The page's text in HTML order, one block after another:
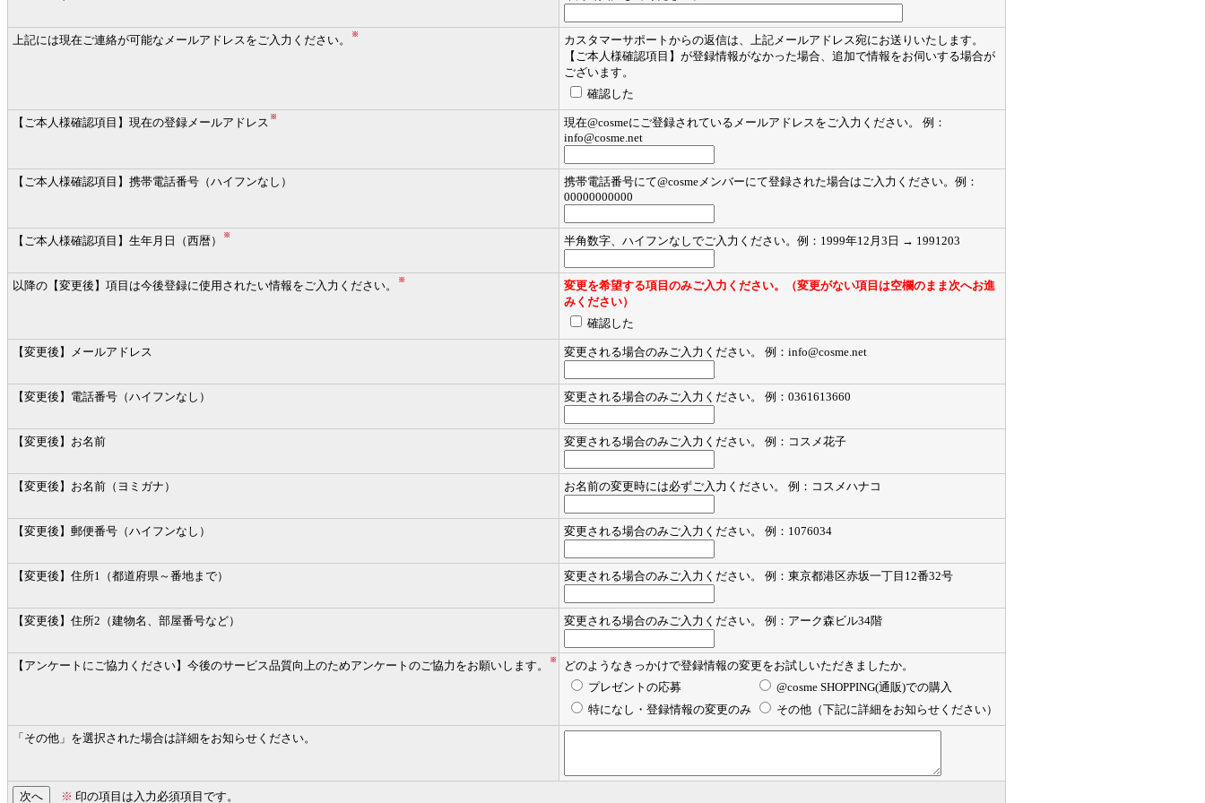
上記には現在ご連絡が可能なメールアドレスをご入力ください。 ※
カスタマーサポートからの返信は、上記メールアドレス宛にお送りいたします。
【ご本人様確認項目】が登録情報がなかった場合、追加で情報をお伺いする場合が
ございます。
確認した
【ご本人様確認項目】現在の登録メールアドレス ※
現在@cosmeにご登録されているメールアドレスをご入力ください。 例：
info@cosme.net
【ご本人様確認項目】携帯電話番号（ハイフンなし）
携帯電話番号にて@cosmeメンバーにて登録された場合はご入力ください。例：
00000000000
【ご本人様確認項目】生年月日（西暦） ※ 半角数字、ハイフンなしでご入力ください。例：1999年12月3日 → 1991203
以降の【変更後】項目は今後登録に使用されたい情報をご入力ください。 ※
変更を希望する項目のみご入力ください。（変更がない項目は空欄のまま次へお進
みください）
確認した
【変更後】メールアドレス 変更される場合のみご入力ください。 例：info@cosme.net
【変更後】電話番号（ハイフンなし） 変更される場合のみご入力ください。 例：0361613660
【変更後】お名前 変更される場合のみご入力ください。 例：コスメ花子
【変更後】お名前（ヨミガナ） お名前の変更時には必ずご入力ください。 例：コスメハナコ
【変更後】郵便番号（ハイフンなし） 変更される場合のみご入力ください。 例：1076034
【変更後】住所1（都道府県～番地まで） 変更される場合のみご入力ください。 例：東京都港区赤坂一丁目12番32号
【変更後】住所2（建物名、部屋番号など） 変更される場合のみご入力ください。 例：アーク森ビル34階
【アンケートにご協力ください】今後のサービス品質向上のためアンケートのご協力をお願いします。 ※
どのようなきっかけで登録情報の変更をお試しいただきましたか。
プレゼントの応募
@cosme SHOPPING(通販)での購入
特になし・登録情報の変更のみ
その他（下記に詳細をお知らせください）
「その他」を選択された場合は詳細をお知らせください。
※ 印の項目は入力必須項目です。